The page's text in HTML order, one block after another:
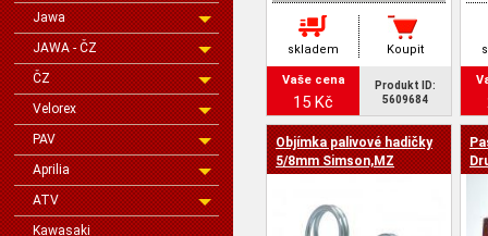
Jawa
JAWA - ČZ
ČZ
Velorex
PAV
Aprilia
ATV
Kawasaki
skladem Koupit
Vaše cena
15 Kč
Produkt ID:
5609684
Objímka palivové hadičky
5/8mm Simson,MZ